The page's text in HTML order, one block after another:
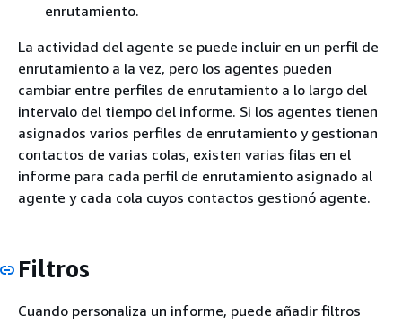
enrutamiento.
La actividad del agente se puede incluir en un perfil de
enrutamiento a la vez, pero los agentes pueden
cambiar entre perfiles de enrutamiento a lo largo del
intervalo del tiempo del informe. Si los agentes tienen
asignados varios perfiles de enrutamiento y gestionan
contactos de varias colas, existen varias filas en el
informe para cada perfil de enrutamiento asignado al
agente y cada cola cuyos contactos gestionó agente.
Filtros
Cuando personaliza un informe, puede añadir filtros